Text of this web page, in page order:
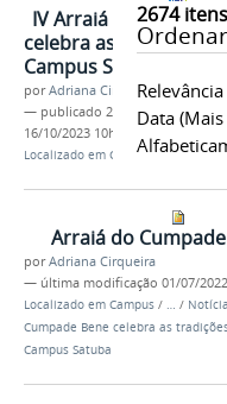
2674
Relevância
Data
IV Arraiá do
celebra as tradições
Campus Satuba
porAdriana Cirqueira
— publicado 22/06/2016 —
16/10/2023 10h58
Localizado em Campus /Satuba /
Arraiá do
porAdriana Cirqueira
— última modificação 01/07/
Localizado em Campus / … /
Cumpade Bene celebra as
Campus Satuba